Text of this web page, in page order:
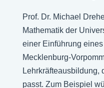
Prof. Dr. Michael
Mathematik der
einer Einführung
Mecklenburg-
Lehrkräfteausbildung,
passt. Zum Beispiel